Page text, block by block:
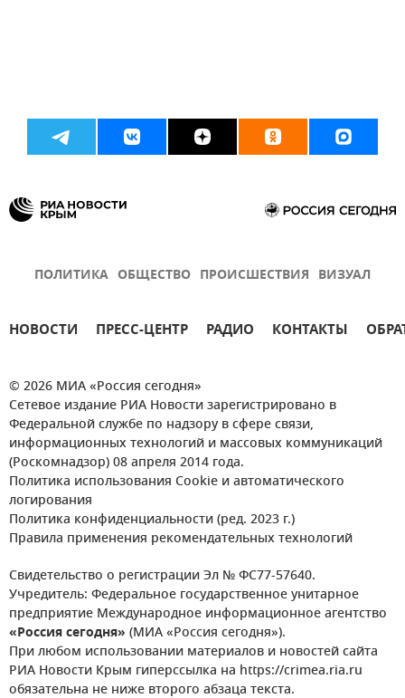
ПОЛИТИКА ОБЩЕСТВО ПРОИСШЕСТВИЯ ВИЗУАЛ
НОВОСТИ ПРЕСС-ЦЕНТР РАДИО КОНТАКТЫ
© 2026 МИА «Россия сегодня»
Сетевое издание РИА Новости зарегистрировано в
Федеральной службе по надзору в сфере связи,
информационных технологий и массовых коммуникаций
(Роскомнадзор) 08 апреля 2014 года.
Политика использования Cookie и автоматического
логирования
Политика конфиденциальности (ред. 2023 г.)
Правила применения рекомендательных технологий
Свидетельство о регистрации Эл № ФС77-57640.
Учредитель: Федеральное государственное унитарное
предприятие Международное информационное агентство
«Россия сегодня» (МИА «Россия сегодня»).
При любом использовании материалов и новостей сайта
РИА Новости Крым гиперссылка на https://crimea.ria.ru
обязательна не ниже второго абзаца текста.